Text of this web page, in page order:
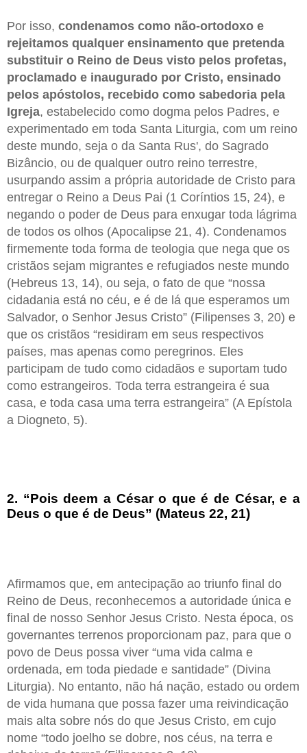
Por isso, condenamos como não-ortodoxo e
rejeitamos qualquer ensinamento que pretenda
substituir o Reino de Deus visto pelos profetas,
proclamado e inaugurado por Cristo, ensinado
pelos apóstolos, recebido como sabedoria pela
Igreja, estabelecido como dogma pelos Padres, e
experimentado em toda Santa Liturgia, com um reino
deste mundo, seja o da Santa Rus', do Sagrado
Bizâncio, ou de qualquer outro reino terrestre,
usurpando assim a própria autoridade de Cristo para
entregar o Reino a Deus Pai (1 Coríntios 15, 24), e
negando o poder de Deus para enxugar toda lágrima
de todos os olhos (Apocalipse 21, 4). Condenamos
firmemente toda forma de teologia que nega que os
cristãos sejam migrantes e refugiados neste mundo
(Hebreus 13, 14), ou seja, o fato de que “nossa
cidadania está no céu, e é de lá que esperamos um
Salvador, o Senhor Jesus Cristo” (Filipenses 3, 20) e
que os cristãos “residiram em seus respectivos
países, mas apenas como peregrinos. Eles
participam de tudo como cidadãos e suportam tudo
como estrangeiros. Toda terra estrangeira é sua
casa, e toda casa uma terra estrangeira” (A Epístola
a Diogneto, 5).
2. “Pois deem a César o que é de César, e a
Deus o que é de Deus” (Mateus 22, 21)
Afirmamos que, em antecipação ao triunfo final do
Reino de Deus, reconhecemos a autoridade única e
final de nosso Senhor Jesus Cristo. Nesta época, os
governantes terrenos proporcionam paz, para que o
povo de Deus possa viver “uma vida calma e
ordenada, em toda piedade e santidade” (Divina
Liturgia). No entanto, não há nação, estado ou ordem
de vida humana que possa fazer uma reivindicação
mais alta sobre nós do que Jesus Cristo, em cujo
nome “todo joelho se dobre, nos céus, na terra e